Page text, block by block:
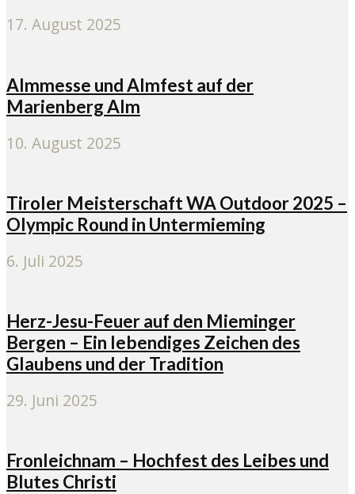
17. August 2025
Almmesse und Almfest auf der
Marienberg Alm
10. August 2025
Tiroler Meisterschaft WA Outdoor 2025 –
Olympic Round in Untermieming
6. Juli 2025
Herz-Jesu-Feuer auf den Mieminger
Bergen – Ein lebendiges Zeichen des
Glaubens und der Tradition
29. Juni 2025
Fronleichnam – Hochfest des Leibes und
Blutes Christi